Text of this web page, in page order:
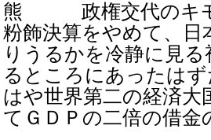
熊 政権交代のキモ
粉飾決算をやめて、
りうるかを冷静に見
るところにあったは
はや世界第二の経済
てＧＤＰの二倍の借金